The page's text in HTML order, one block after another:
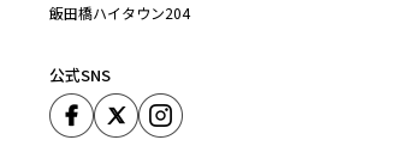
飯田橋ハイタウン204
公式SNS